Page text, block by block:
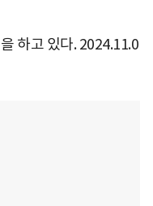
하고 있다. 2024.11.0